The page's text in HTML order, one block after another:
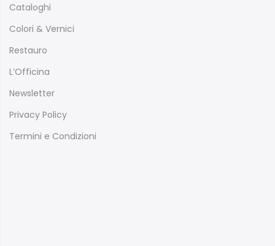
Cataloghi
Colori & Vernici
Restauro
L’Officina
Newsletter
Privacy Policy
Termini e Condizioni